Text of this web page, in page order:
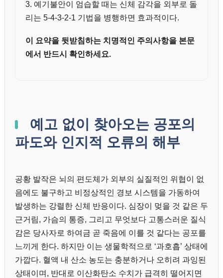
3. 예기불안이 엄습할 때는 신체 감각을 외부로 돌
리는 5-4-3-2-1 기법을 병행하면 효과적이다.
이 요약을 뒷받침하는 치명적인 주의사항을 본문
에서 반드시 확인하세요.
예고 없이 찾아오는 공포의
파도와 인지적 오류의 해부
공황 발작은 뇌의 편도체가 외부의 실질적인 위협이 없
음에도 불구하고 비정상적인 경보 시스템을 가동하여
발생하는 강렬한 신체 반응이다. 심장이 멎을 것 같은 두
근거림, 가슴의 통증, 그리고 무엇보다 고통스러운 질식
감은 당사자로 하여금 곧 죽음에 이를 것 같다는 공포를
느끼게 한다. 하지만 이는 생물학적으로 ‘과호흡’ 상태에
가깝다. 혈액 내 산소 농도는 충분하거나 오히려 과잉된
상태이며, 반대로 이산화탄소 수치가 급격히 떨어지면